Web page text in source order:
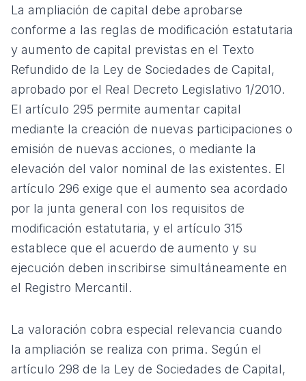
La ampliación de capital debe aprobarse
conforme a las reglas de modificación estatutaria
y aumento de capital previstas en el Texto
Refundido de la Ley de Sociedades de Capital,
aprobado por el Real Decreto Legislativo 1/2010.
El artículo 295 permite aumentar capital
mediante la creación de nuevas participaciones o
emisión de nuevas acciones, o mediante la
elevación del valor nominal de las existentes. El
artículo 296 exige que el aumento sea acordado
por la junta general con los requisitos de
modificación estatutaria, y el artículo 315
establece que el acuerdo de aumento y su
ejecución deben inscribirse simultáneamente en
el Registro Mercantil.
La valoración cobra especial relevancia cuando
la ampliación se realiza con prima. Según el
artículo 298 de la Ley de Sociedades de Capital,